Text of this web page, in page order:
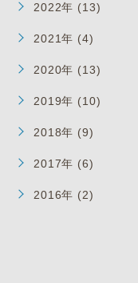
2022年 (13)
2021年 (4)
2020年 (13)
2019年 (10)
2018年 (9)
2017年 (6)
2016年 (2)